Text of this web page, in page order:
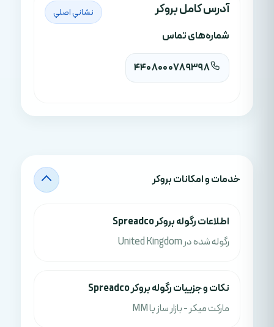
آدرس کامل بروکر نشاني اصلي
شماره‌های تماس
4408000789398
خدمات و امکانات بروکر
اطلاعات رگوله بروکر Spreadco
رگوله شده در United Kingdom
نکات و جزييات رگوله بروکر Spreadco
مارکت میکر - بازار ساز یا MM